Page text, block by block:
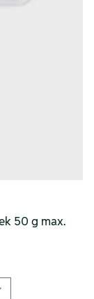
50 g max.